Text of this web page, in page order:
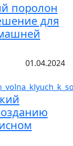
поролон
для
01.04.2024